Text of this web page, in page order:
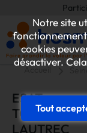
Notre site
cookies
désactiver.
Tout
Accueil
ESAT
TOULOUSE
LAUTREC